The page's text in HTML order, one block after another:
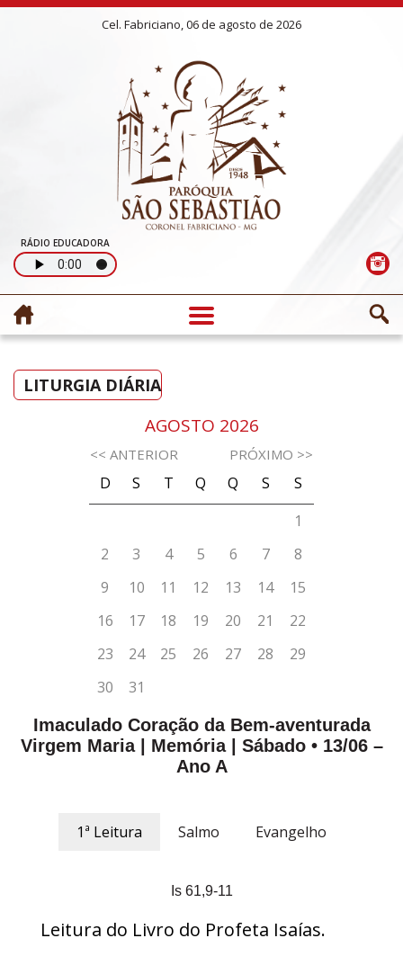
Cel. Fabriciano, 06 de agosto de 2026
RÁDIO EDUCADORA
LITURGIA DIÁRIA
Imaculado Coração da Bem-aventurada
Virgem Maria | Memória | Sábado • 13/06 –
Ano A
1ª Leitura Salmo Evangelho
Is 61,9-11
Leitura do Livro do Profeta Isaías.